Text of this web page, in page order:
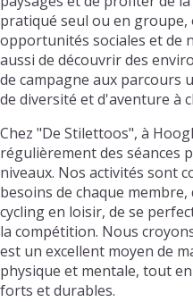
pratiqué seul ou en groupe,
opportunités sociales et de
aussi de découvrir des
de campagne aux parcours
de diversité et d'aventure à
Chez "De Stilettoos", à
régulièrement des séances
niveaux. Nos activités sont
besoins de chaque
cycling en loisir, de se
la compétition. Nous
est un excellent moyen de
physique et mentale, tout
forts et durables.